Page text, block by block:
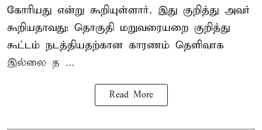
கோரியது என்று கூறியுள்ளார். இது குறித்து அவர்
கூறியதாவது: தொகுதி மறுவரையறை குறித்து
கூட்டம் நடத்தியதற்கான காரணம் தெளிவாக
இல்லை த ...
Read More